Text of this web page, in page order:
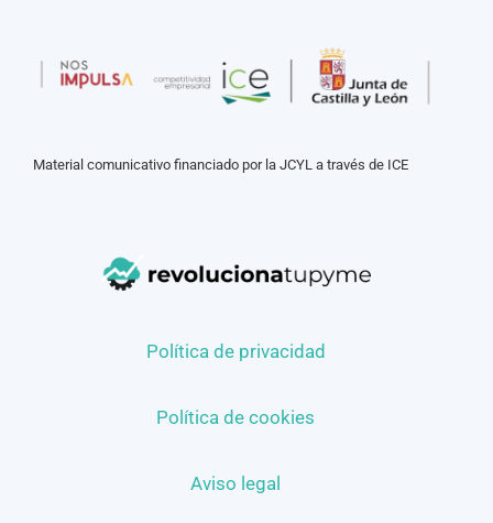
Material comunicativo financiado por la JCYL a través de ICE
Política de privacidad
Política de cookies
Aviso legal